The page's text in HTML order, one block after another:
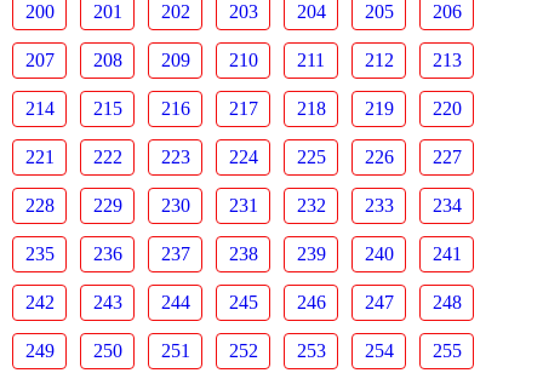
200 201 202 203 204 205 206
207 208 209 210 211 212 213
214 215 216 217 218 219 220
221 222 223 224 225 226 227
228 229 230 231 232 233 234
235 236 237 238 239 240 241
242 243 244 245 246 247 248
249 250 251 252 253 254 255